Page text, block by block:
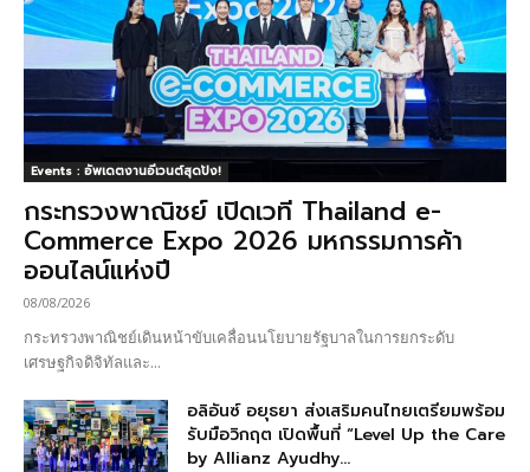
Events : อัพเดตงานอีเวนต์สุดปัง!
กระทรวงพาณิชย์ เปิดเวที Thailand e-
Commerce Expo 2026 มหกรรมการค้า
ออนไลน์แห่งปี
08/08/2026
กระทรวงพาณิชย์เดินหน้าขับเคลื่อนนโยบายรัฐบาลในการยกระดับ
เศรษฐกิจดิจิทัลและ...
อลิอันซ์ อยุธยา ส่งเสริมคนไทยเตรียมพร้อม
รับมือวิกฤต เปิดพื้นที่ “Level Up the Care
by Allianz Ayudhy...